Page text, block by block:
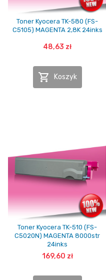
Toner Kyocera TK-580 (FS-
C5105) MAGENTA 2,8K 24inks
48,63 zł
 Koszyk
Toner Kyocera TK-510 (FS-
C5020N) MAGENTA 8000str
24inks
169,60 zł